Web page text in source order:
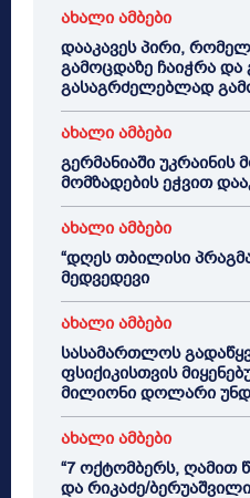
ახალი ამბები
დააკავეს პირი,
გამოცდაზე ჩაიჭრა და
გასაგრძელებლად
ახალი ამბები
გერმანიაში უკრაინის
მომზადების ეჭვით
ახალი ამბები
“დღეს თბილისი
მედვედევი
ახალი ამბები
სასამართლოს
ფსიქიკისთვის
მილიონი დოლარი
ახალი ამბები
“7 ოქტომბერს, ღამით
და რიკაძე/